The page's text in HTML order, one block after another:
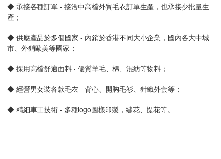
◆ 承接各種訂單 - 接洽中高檔外貿毛衣訂單生產，也承接少批量生
產 ；
◆ 供應產品於多個國家 - 內銷於香港不同大小企業 ， 國內各大中城
市、外銷歐美等國家 ；
◆ 採用高檔舒適面料 - 優質羊毛、棉、混紡等物料 ；
◆ 經營男女裝各款毛衣 - 背心、開胸毛衫、針織外套等 ；
◆ 精細車工技術 - 多種logo圖樣印製，繡花、提花等。